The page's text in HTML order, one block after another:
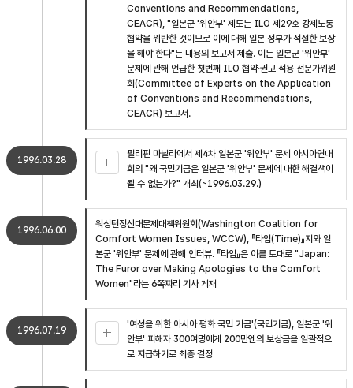
Conventions and Recommendations,
CEACR), "일본군 '위안부' 제도는 ILO 제29호 강제노동
협약을 위반한 것이므로 이에 대해 일본 정부가 적절한 보상
을 해야 한다"는 내용의 보고서 제출. 이는 일본군 '위안부'
문제에 관해 언급한 첫번째 ILO 협약·권고 적용 전문가위원
회(Committee of Experts on the Application
of Conventions and Recommendations,
CEACR) 보고서.
1996.03.28
필리핀 마닐라에서 제4차 일본군 '위안부' 문제 아시아연대
회의 "왜 국민기금은 일본군 '위안부' 문제에 대한 해결책이
될 수 없는가?" 개최(~1996.03.29.)
1996.06.00
워싱턴정신대문제대책위원회(Washington Coalition for
Comfort Women Issues, WCCW), 『타임(Time)』지와 일
본군 '위안부' 문제에 관해 인터뷰. 『타임』은 이를 토대로 "Japan:
The Furor over Making Apologies to the Comfort
Women"라는 6쪽짜리 기사 게재
1996.07.19
'여성을 위한 아시아 평화 국민 기금'(국민기금), 일본군 '위
안부' 피해자 300여명에게 200만엔의 보상금을 일괄적으
로 지급하기로 최종 결정